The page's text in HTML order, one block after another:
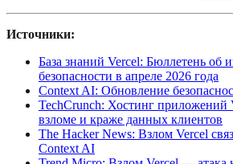
Источники:
База знаний Vercel: Бюллетень об
безопасности в апреле 2026 года
Context AI: Обновление
TechCrunch: Хостинг приложений
взломе и краже данных клиентов
The Hacker News: Взлом Vercel
Context AI